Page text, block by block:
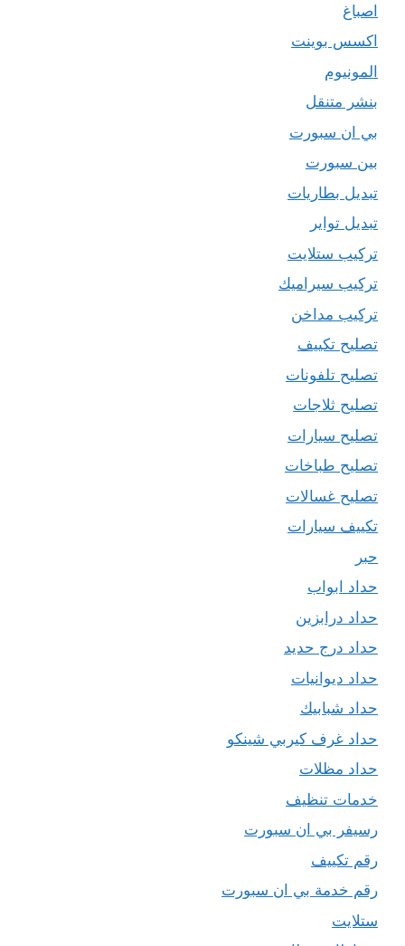
اصباغ
اكسس بوينت
المونيوم
بنشر متنقل
بي ان سبورت
بين سبورت
تبديل بطاريات
تبديل تواير
تركيب ستلايت
تركيب سيراميك
تركيب مداخن
تصليح تكييف
تصليح تلفونات
تصليح ثلاجات
تصليح سيارات
تصليح طباخات
تصليح غسالات
تكييف سيارات
حبر
حداد ابواب
حداد درابزين
حداد درج حديد
حداد ديوانيات
حداد شبابيك
حداد غرف كيربي شينكو
حداد مظلات
خدمات تنظيف
رسيفر بي ان سبورت
رقم تكييف
رقم خدمة بي ان سبورت
ستلايت